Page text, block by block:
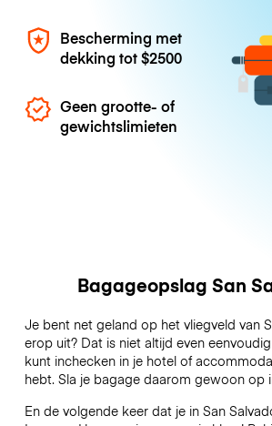
Bescherming met
dekking tot$2500
Geen grootte- of
gewichtslimieten
Bagageopslag San
Je bent net geland op het vliegveld van
erop uit? Dat is niet altijd even
kunt inchecken in je hotel of
hebt. Sla je bagage daarom gewoon op
En de volgende keer dat je in San